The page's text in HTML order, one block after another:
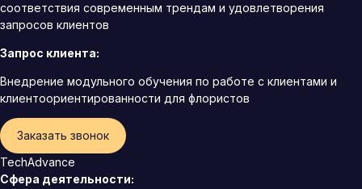
соответствия современным трендам и удовлетворения
запросов клиентов
Запрос клиента:
Внедрение модульного обучения по работе с клиентами и
клиентоориентированности для флористов
Заказать звонок
TechAdvance
Сфера деятельности: